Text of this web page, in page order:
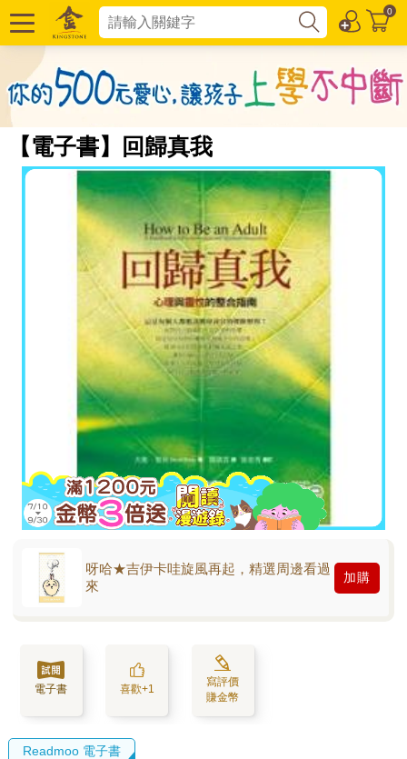
0
【電子書】回歸真我
呀哈★吉伊卡哇旋風再起，精選周邊看過
來
加購
電子書 喜歡+1
寫評價
賺金幣
Readmoo 電子書